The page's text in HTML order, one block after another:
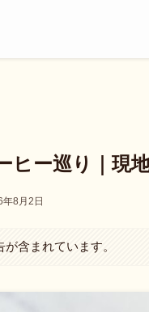
ヒー巡り｜現
8月2日
含まれています。